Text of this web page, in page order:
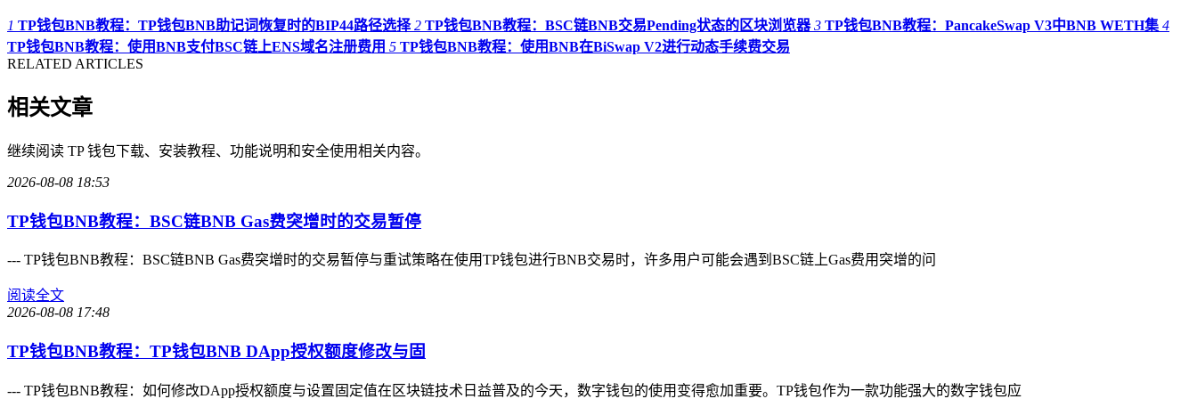
1 TP钱包BNB教程：TP钱包BNB助记词恢复时的BIP44路径选择 2 TP钱包BNB教程：BSC链BNB交易Pending状态的区块浏览器 3 TP钱包BNB教程：PancakeSwap V3中BNB WETH集 4
TP钱包BNB教程：使用BNB支付BSC链上ENS域名注册费用 5 TP钱包BNB教程：使用BNB在BiSwap V2进行动态手续费交易
RELATED ARTICLES
相关文章
继续阅读 TP 钱包下载、安装教程、功能说明和安全使用相关内容。
2026-08-08 18:53
TP钱包BNB教程：BSC链BNB Gas费突增时的交易暂停
--- TP钱包BNB教程：BSC链BNB Gas费突增时的交易暂停与重试策略在使用TP钱包进行BNB交易时，许多用户可能会遇到BSC链上Gas费用突增的问
阅读全文
2026-08-08 17:48
TP钱包BNB教程：TP钱包BNB DApp授权额度修改与固
--- TP钱包BNB教程：如何修改DApp授权额度与设置固定值在区块链技术日益普及的今天，数字钱包的使用变得愈加重要。TP钱包作为一款功能强大的数字钱包应